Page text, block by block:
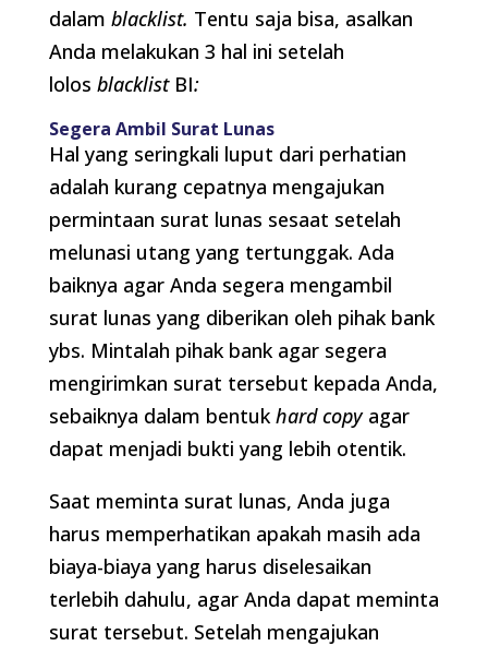
dalam blacklist. Tentu saja bisa, asalkan
Anda melakukan 3 hal ini setelah
lolos blacklistBI:
Segera Ambil Surat Lunas
Hal yang seringkali luput dari perhatian
adalah kurang cepatnya mengajukan
permintaan surat lunas sesaat setelah
melunasi utang yang tertunggak. Ada
baiknya agar Anda segera mengambil
surat lunas yang diberikan oleh pihak bank
ybs. Mintalah pihak bank agar segera
mengirimkan surat tersebut kepada Anda,
sebaiknya dalam bentukhard copyagar
dapat menjadi bukti yang lebih otentik.
Saat meminta surat lunas, Anda juga
harus memperhatikan apakah masih ada
biaya-biaya yang harus diselesaikan
terlebih dahulu, agar Anda dapat meminta
surat tersebut. Setelah mengajukan